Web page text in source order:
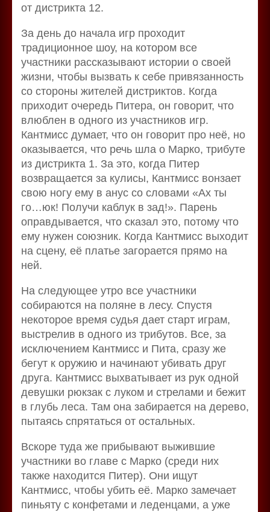
от дистрикта 12.
За день до начала игр проходит
традиционное шоу, на котором все
участники рассказывают истории о своей
жизни, чтобы вызвать к себе привязанность
со стороны жителей дистриктов. Когда
приходит очередь Питера, он говорит, что
влюблен в одного из участников игр.
Кантмисс думает, что он говорит про неё, но
оказывается, что речь шла о Марко, трибуте
из дистрикта 1. За это, когда Питер
возвращается за кулисы, Кантмисс вонзает
свою ногу ему в анус со словами «Ах ты
го…юк! Получи каблук в зад!». Парень
оправдывается, что сказал это, потому что
ему нужен союзник. Когда Кантмисс выходит
на сцену, её платье загорается прямо на
ней.
На следующее утро все участники
собираются на поляне в лесу. Спустя
некоторое время судья дает старт играм,
выстрелив в одного из трибутов. Все, за
исключением Кантмисс и Пита, сразу же
бегут к оружию и начинают убивать друг
друга. Кантмисс выхватывает из рук одной
девушки рюкзак с луком и стрелами и бежит
в глубь леса. Там она забирается на дерево,
пытаясь спрятаться от остальных.
Вскоре туда же прибывают выжившие
участники во главе с Марко (среди них
также находится Питер). Они ищут
Кантмисс, чтобы убить её. Марко замечает
пиньяту с конфетами и леденцами, а уже